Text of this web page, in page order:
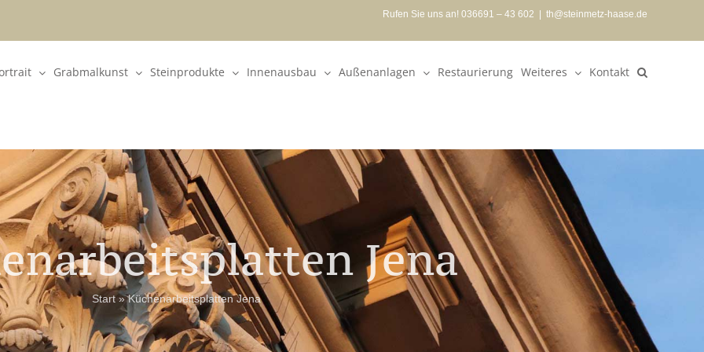
Rufen Sie uns an! 036691 – 43 602 th@steinmetz-haase.de
Grabmalkunst Steinprodukte Innenausbau Außenanlagen Restaurierung Weiteres Kontakt
Jena
Start»Küchenarbeitsplatten Jena